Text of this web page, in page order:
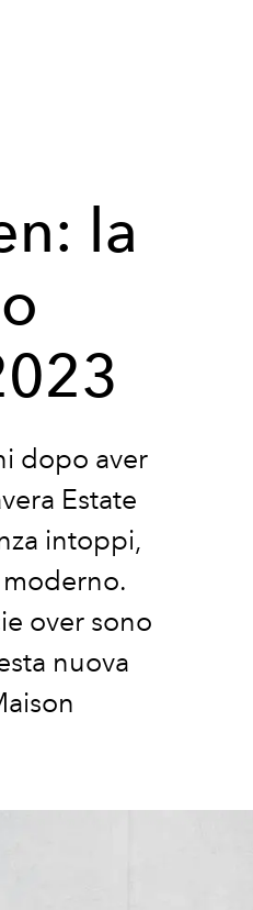
la
dopo aver
Estate
intoppi,
over sono
nuova